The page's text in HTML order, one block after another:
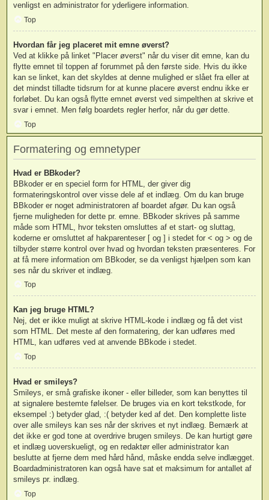
venligst en administrator for yderligere information.
Top
Hvordan får jeg placeret mit emne øverst?
Ved at klikke på linket "Placer øverst" når du viser dit emne, kan du
flytte emnet til toppen af forummet på den første side. Hvis du ikke
kan se linket, kan det skyldes at denne mulighed er slået fra eller at
det mindst tilladte tidsrum for at kunne placere øverst endnu ikke er
forløbet. Du kan også flytte emnet øverst ved simpelthen at skrive et
svar i emnet. Men følg boardets regler herfor, når du gør dette.
Top
Formatering og emnetyper
Hvad er BBkoder?
BBkoder er en speciel form for HTML, der giver dig
formateringskontrol over visse dele af et indlæg. Om du kan bruge
BBkoder er noget administratoren af boardet afgør. Du kan også
fjerne muligheden for dette pr. emne. BBkoder skrives på samme
måde som HTML, hvor teksten omsluttes af et start- og sluttag,
koderne er omsluttet af hakparenteser [ og ] i stedet for < og > og de
tilbyder større kontrol over hvad og hvordan teksten præsenteres. For
at få mere information om BBkoder, se da venligst hjælpen som kan
ses når du skriver et indlæg.
Top
Kan jeg bruge HTML?
Nej, det er ikke muligt at skrive HTML-kode i indlæg og få det vist
som HTML. Det meste af den formatering, der kan udføres med
HTML, kan udføres ved at anvende BBkode i stedet.
Top
Hvad er smileys?
Smileys, er små grafiske ikoner - eller billeder, som kan benyttes til
at signalere bestemte følelser. De bruges via en kort tekstkode, for
eksempel :) betyder glad, :( betyder ked af det. Den komplette liste
over alle smileys kan ses når der skrives et nyt indlæg. Bemærk at
det ikke er god tone at overdrive brugen smileys. De kan hurtigt gøre
et indlæg uoverskueligt, og en redaktør eller administrator kan
beslutte at fjerne dem med hård hånd, måske endda selve indlægget.
Boardadministratoren kan også have sat et maksimum for antallet af
smileys pr. indlæg.
Top